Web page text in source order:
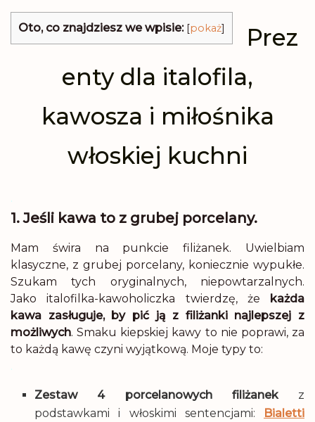
Oto, co znajdziesz we wpisie: [pokaż]
Prez
enty dla italofila,
kawosza i miłośnika
włoskiej kuchni
.
1. Jeśli kawa to z grubej porcelany.
Mam świra na punkcie filiżanek. Uwielbiam
klasyczne, z grubej porcelany, koniecznie wypukłe.
Szukam tych oryginalnych, niepowtarzalnych.
Jako italofilka-kawoholiczka twierdzę, że
każda
kawa zasługuje, by pić ją z filiżanki najlepszej z
możliwych. Smaku kiepskiej kawy to nie poprawi, za
to każdą kawę czyni wyjątkową. Moje typy to:
.
Zestaw 4 porcelanowych filiżanek z
podstawkami i włoskimi sentencjami:
Bialetti